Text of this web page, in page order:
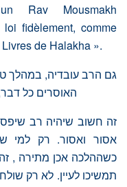
Rav Mousmakh
fidèlement, comme
de Halakha ».
גם הרב עובדיה, במהלך
האוסרים כל
אסור ואסור. רק למי
כשההלכה אכן מתירה ,
תמשיכו לעיין. לא רק